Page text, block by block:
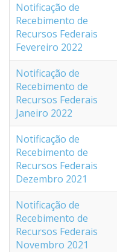
Notificação de
Recebimento de
Recursos Federais
Fevereiro 2022
Notificação de
Recebimento de
Recursos Federais
Janeiro 2022
Notificação de
Recebimento de
Recursos Federais
Dezembro 2021
Notificação de
Recebimento de
Recursos Federais
Novembro 2021